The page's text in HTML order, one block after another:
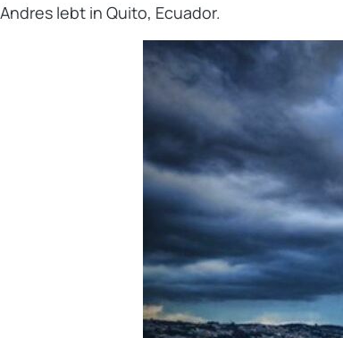
Andres lebt in Quito, Ecuador.